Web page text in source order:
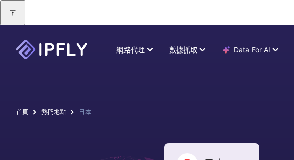
網路代理 數據抓取
義渲染與交互，穩定高速獲取大範圍
電子商務抓取
即時獲取Amazon、Tiktok Shop等一
Data For AI
首頁 熱門地點 日本